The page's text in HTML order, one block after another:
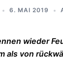
6. MAI 2019
wieder
als von